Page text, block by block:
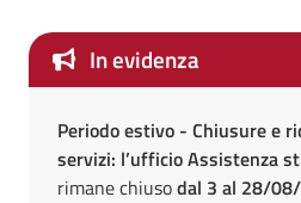
In evidenza
Periodo estivo - Chiusure e
servizi: l’ufficio Assistenza
rimane chiusodal 3 al 28/